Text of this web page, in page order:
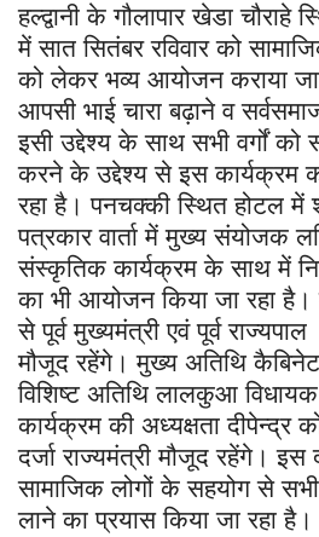
हल्द्वानी के गौलापार खेडा चौराहे
में सात सितंबर रविवार को
को लेकर भव्य आयोजन कराया
आपसी भाई चारा बढ़ाने व
इसी उद्देश्य के साथ सभी वर्गों
करने के उद्देश्य से इस कार्यक्रम
रहा है। पनचक्की स्थित होटल में
पत्रकार वार्ता में मुख्य संयोजक
संस्कृतिक कार्यक्रम के साथ में
का भी आयोजन किया जा रहा
से पूर्व मुख्यमंत्री एवं पूर्व
मौजूद रहेंगे। मुख्य अतिथि कैबिनेट
विशिष्ट अतिथि लालकुआ विधायक
कार्यक्रम की अध्यक्षता दीपेन्द्र
दर्जा राज्यमंत्री मौजूद रहेंगे। इस
सामाजिक लोगों के सहयोग से
लाने का प्रयास किया जा रहा है।